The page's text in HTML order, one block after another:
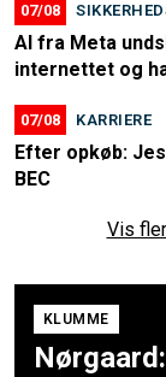
07/08
AI fra Meta
internettet og
07/08 KARRIERE
Efter opkøb:
BEC
Vis
KLUMME
Nørgaard: